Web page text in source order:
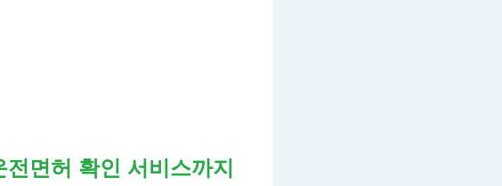
면허 확인 서비스까지